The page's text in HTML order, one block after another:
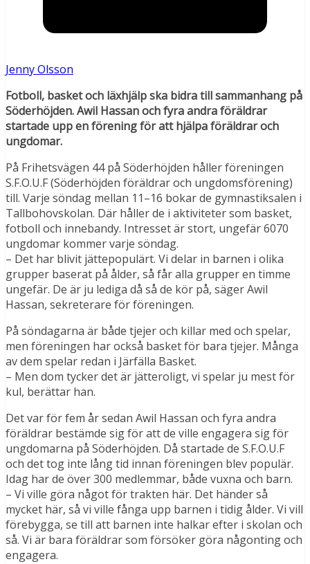
Jenny Olsson
Fotboll, basket och läxhjälp ska bidra till sammanhang på
Söderhöjden. Awil Hassan och fyra andra föräldrar
startade upp en förening för att hjälpa föräldrar och
ungdomar.
På Frihetsvägen 44 på Söderhöjden håller föreningen
S.F.O.U.F (Söderhöjden föräldrar och ungdomsförening)
till. Varje söndag mellan 11–16 bokar de gymnastiksalen i
Tallbohovskolan. Där håller de i aktiviteter som basket,
fotboll och innebandy. Intresset är stort, ungefär 6070
ungdomar kommer varje söndag.
– Det har blivit jättepopulärt. Vi delar in barnen i olika
grupper baserat på ålder, så får alla grupper en timme
ungefär. De är ju lediga då så de kör på, säger Awil
Hassan, sekreterare för föreningen.
På söndagarna är både tjejer och killar med och spelar,
men föreningen har också basket för bara tjejer. Många
av dem spelar redan i Järfälla Basket.
– Men dom tycker det är jätteroligt, vi spelar ju mest för
kul, berättar han.
Det var för fem år sedan Awil Hassan och fyra andra
föräldrar bestämde sig för att de ville engagera sig för
ungdomarna på Söderhöjden. Då startade de S.F.O.U.F
och det tog inte lång tid innan föreningen blev populär.
Idag har de över 300 medlemmar, både vuxna och barn.
– Vi ville göra något för trakten här. Det händer så
mycket här, så vi ville fånga upp barnen i tidig ålder. Vi vill
förebygga, se till att barnen inte halkar efter i skolan och
så. Vi är bara föräldrar som försöker göra någonting och
engagera.